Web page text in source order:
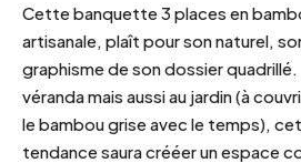
Cette banquette 3 places en
artisanale, plaît pour son naturel,
graphisme de son dossier quadrillé.
véranda mais aussi au jardin (à
le bambou grise avec le temps),
tendance saura crééer un espace